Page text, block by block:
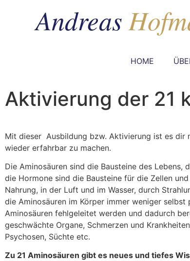
HOME
Aktivierung der 21
Mit dieser Ausbildung bzw. Aktivierung ist es dir
wieder erfahrbar zu machen.
Die Aminosäuren sind die Bausteine des
die Hormone sind die Bausteine für die Zellen
Nahrung, in der Luft und im Wasser, durch
die Aminosäuren im Körper immer weniger
Aminosäuren fehlgeleitet werden und dadurch
geschwächte Organe, Schmerzen und
Psychosen, Süchte etc.
Zu 21 Aminosäuren gibt es neues und tiefes